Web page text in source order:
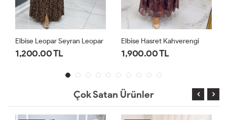
Elbise Leopar Seyran Leopar
1,200.00 TL
Elbise Hasret Kahverengi
1,900.00 TL
Çok Satan Ürünler